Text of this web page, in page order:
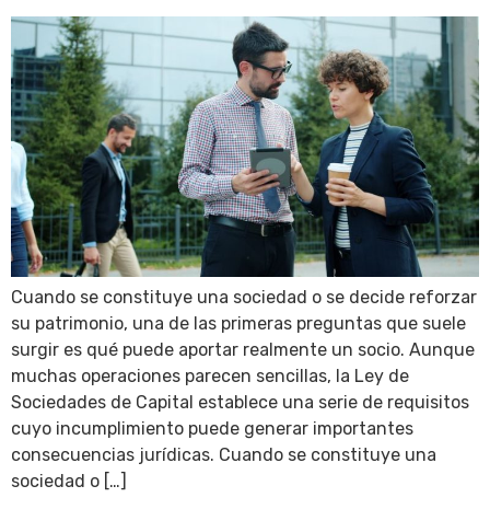
Cuando se constituye una sociedad o se decide reforzar
su patrimonio, una de las primeras preguntas que suele
surgir es qué puede aportar realmente un socio. Aunque
muchas operaciones parecen sencillas, la Ley de
Sociedades de Capital establece una serie de requisitos
cuyo incumplimiento puede generar importantes
consecuencias jurídicas. Cuando se constituye una
sociedad o […]